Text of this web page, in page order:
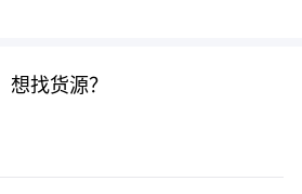
想找货源？